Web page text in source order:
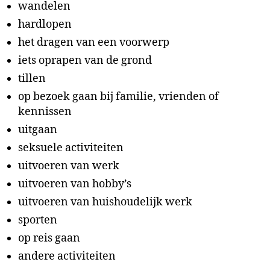
wandelen
hardlopen
het dragen van een voorwerp
iets oprapen van de grond
tillen
op bezoek gaan bij familie, vrienden of
kennissen
uitgaan
seksuele activiteiten
uitvoeren van werk
uitvoeren van hobby’s
uitvoeren van huishoudelijk werk
sporten
op reis gaan
andere activiteiten